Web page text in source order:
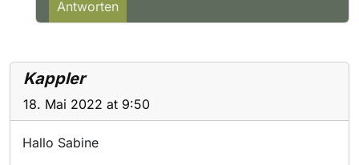
Antworten
Kappler
18. Mai 2022 at 9:50
Hallo Sabine